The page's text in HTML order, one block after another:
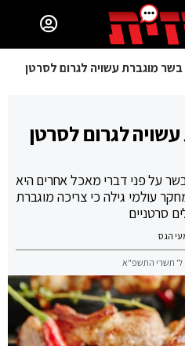
מוגברת עשויה לגרום לסרטן
לגרום לסרטן
על פני דברי מאכל אחרים היא
עולמי גילה כי צריכה מוגברת
סרטניים
הגס
ל' תשרי התשפ"א